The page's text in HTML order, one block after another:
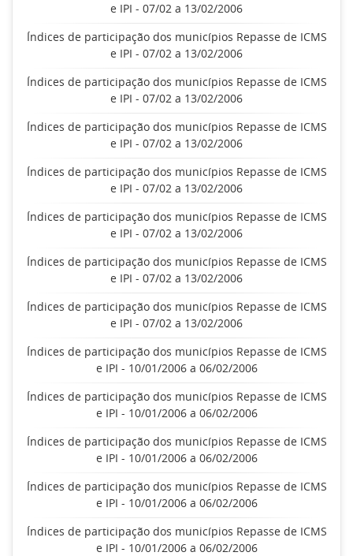
e IPI - 07/02 a 13/02/2006
Índices de participação dos municípios Repasse de ICMS
e IPI - 07/02 a 13/02/2006
Índices de participação dos municípios Repasse de ICMS
e IPI - 07/02 a 13/02/2006
Índices de participação dos municípios Repasse de ICMS
e IPI - 07/02 a 13/02/2006
Índices de participação dos municípios Repasse de ICMS
e IPI - 07/02 a 13/02/2006
Índices de participação dos municípios Repasse de ICMS
e IPI - 07/02 a 13/02/2006
Índices de participação dos municípios Repasse de ICMS
e IPI - 07/02 a 13/02/2006
Índices de participação dos municípios Repasse de ICMS
e IPI - 07/02 a 13/02/2006
Índices de participação dos municípios Repasse de ICMS
e IPI - 10/01/2006 a 06/02/2006
Índices de participação dos municípios Repasse de ICMS
e IPI - 10/01/2006 a 06/02/2006
Índices de participação dos municípios Repasse de ICMS
e IPI - 10/01/2006 a 06/02/2006
Índices de participação dos municípios Repasse de ICMS
e IPI - 10/01/2006 a 06/02/2006
Índices de participação dos municípios Repasse de ICMS
e IPI - 10/01/2006 a 06/02/2006